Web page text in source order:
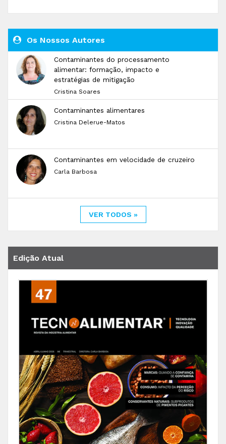
Os Nossos Autores
Contaminantes do processamento
alimentar: formação, impacto e
estratégias de mitigação
Cristina Soares
Contaminantes alimentares
Cristina Delerue-Matos
Contaminantes em velocidade de cruzeiro
Carla Barbosa
VER TODOS »
Edição Atual